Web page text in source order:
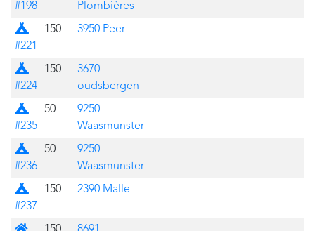
#198
Plombières
Prairie
#221
150 3950 Peer
Prairie
#224
150
3670
oudsbergen
Prairie
#235
50
9250
Waasmunster
Prairie
#236
50
9250
Waasmunster
Prairie
#237
150 2390 Malle